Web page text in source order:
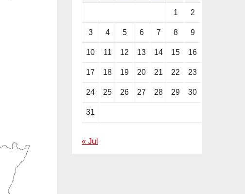
1 2
3 4 5 6 7 8 9
10 11 12 13 14 15 16
17 18 19 20 21 22 23
24 25 26 27 28 29 30
31
« Jul